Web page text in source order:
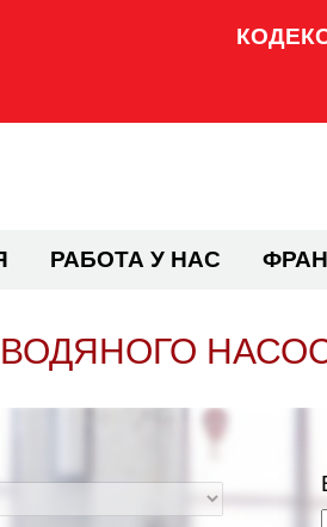
РАБОТА У НАС
ВОДЯНОГО